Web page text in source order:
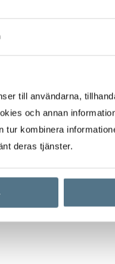
till användarna,
och annan
kombinera
deras tjänster.